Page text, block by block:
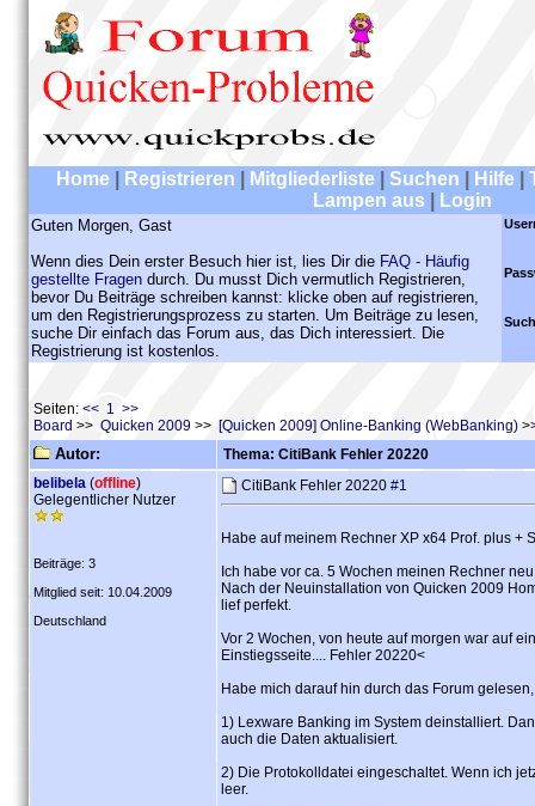
Home Registrieren Mitgliederliste Suchen Hilfe
Lampen aus
Login
Guten Morgen, Gast
Wenn dies Dein erster Besuch hier ist, lies Dir die FAQ - Häufig
gestellte Fragen durch. Du musst Dich vermutlich Registrieren,
bevor Du Beiträge schreiben kannst: klicke oben auf registrieren,
um den Registrierungsprozess zu starten. Um Beiträge zu lesen,
suche Dir einfach das Forum aus, das Dich interessiert. Die
Registrierung ist kostenlos.
Seiten: << 1 >>
Board >> Quicken 2009 >> [Quicken 2009] Online-Banking (WebBanking)
Autor:
Thema: CitiBank Fehler 20220
belibela (offline)
Gelegentlicher Nutzer
Beiträge: 3
Mitglied seit: 10.04.2009
Deutschland
CitiBank Fehler 20220 #1
Habe auf meinem Rechner XP x64 Prof. plus +
Ich habe vor ca. 5 Wochen meinen Rechner
Nach der Neuinstallation von Quicken 2009
lief perfekt.
Vor 2 Wochen, von heute auf morgen war auf
Einstiegsseite.... Fehler 20220<
Habe mich darauf hin durch das Forum
1) Lexware Banking im System deinstalliert.
auch die Daten aktualisiert.
2) Die Protokolldatei eingeschaltet. Wenn ich
leer.